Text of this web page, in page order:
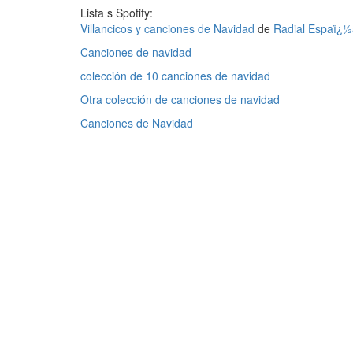
Lista s Spotify:
Villancicos y canciones de Navidad de Radial
Canciones de navidad
colección de 10 canciones de navidad
Otra colección de canciones de navidad
Canciones de Navidad